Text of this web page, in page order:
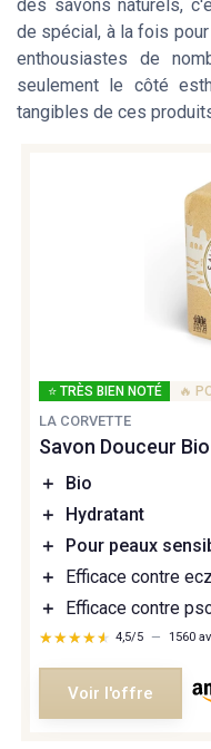
des savons naturels,
de spécial, à la fois
enthousiastes de
seulement le côté
tangibles de ces
⭐ TRÈS BIEN NOTÉ 🔥
LA CORVETTE
Savon Douceur
＋
Bio
＋
Hydratant
＋
Pour peaux
＋
Efficace contre
＋
Efficace contre
★★★★★
★★★★★ 4,5/5 — 1560
Voir l'offre